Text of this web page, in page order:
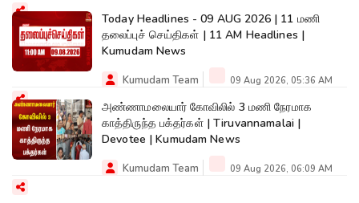
Today Headlines - 09 AUG 2026 | 11 மணி
தலைப்புச் செய்திகள் | 11 AM Headlines |
Kumudam News
Kumudam Team 09 Aug 2026, 05:36 AM
அண்ணாமலையார் கோவிலில் 3 மணி நேரமாக
காத்திருந்த பக்தர்கள் | Tiruvannamalai |
Devotee | Kumudam News
Kumudam Team 09 Aug 2026, 06:09 AM